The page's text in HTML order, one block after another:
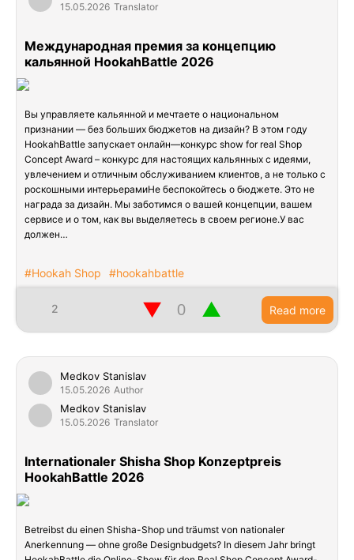
15.05.2026 Translator
Международная премия за концепцию
кальянной HookahBattle 2026
Вы управляете кальянной и мечтаете о национальном
признании — без больших бюджетов на дизайн? В этом году
HookahBattle запускает онлайн—конкурс show for real Shop
Concept Award – конкурс для настоящих кальянных с идеями,
увлечением и отличным обслуживанием клиентов, а не только с
роскошными интерьерамиНе беспокойтесь о бюджете. Это не
награда за дизайн. Мы заботимся о вашей концепции, вашем
сервисе и о том, как вы выделяетесь в своем регионе.У вас
должен…
#Hookah Shop #hookahbattle
2 ▲
▼ Read more
Medkov Stanislav
15.05.2026 Author
Medkov Stanislav
15.05.2026 Translator
Internationaler Shisha Shop Konzeptpreis
HookahBattle 2026
Betreibst du einen Shisha-Shop und träumst von nationaler
Anerkennung — ohne große Designbudgets? In diesem Jahr bringt